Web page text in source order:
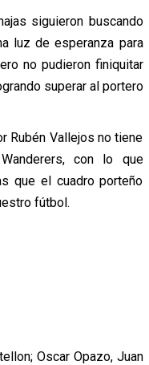
siguieron buscando
luz de esperanza para
no pudieron finiquitar
superar al portero
Rubén Vallejos no tiene
con lo que
que el cuadro porteño
fútbol.
Oscar Opazo, Juan